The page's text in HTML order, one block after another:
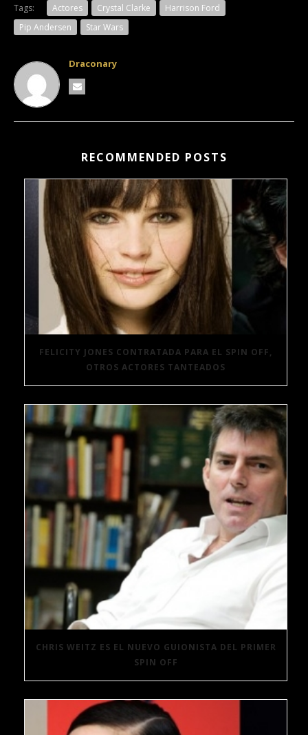
Tags: Actores Crystal Clarke
Harrison Ford
Pip Andersen
Star Wars
Draconary
RECOMMENDED POSTS
FELICITY JONES CONTRATADA PARA EL SPIN OFF,
OTROS ACTORES TANTEADOS
CHRIS WEITZ ES EL NUEVO GUIONISTA DEL PRIMER
SPIN OFF